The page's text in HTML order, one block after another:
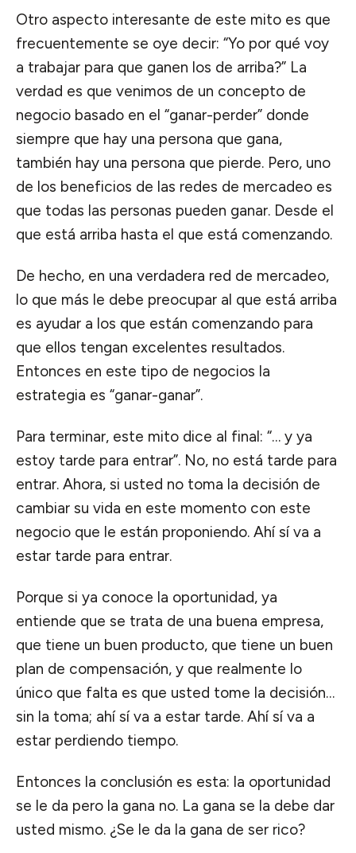
Otro aspecto interesante de este mito es que
frecuentemente se oye decir: “Yo por qué voy
a trabajar para que ganen los de arriba?” La
verdad es que venimos de un concepto de
negocio basado en el “ganar-perder” donde
siempre que hay una persona que gana,
también hay una persona que pierde. Pero, uno
de los beneficios de las redes de mercadeo es
que todas las personas pueden ganar. Desde el
que está arriba hasta el que está comenzando.
De hecho, en una verdadera red de mercadeo,
lo que más le debe preocupar al que está arriba
es ayudar a los que están comenzando para
que ellos tengan excelentes resultados.
Entonces en este tipo de negocios la
estrategia es “ganar-ganar”.
Para terminar, este mito dice al final: “… y ya
estoy tarde para entrar”. No, no está tarde para
entrar. Ahora, si usted no toma la decisión de
cambiar su vida en este momento con este
negocio que le están proponiendo. Ahí sí va a
estar tarde para entrar.
Porque si ya conoce la oportunidad, ya
entiende que se trata de una buena empresa,
que tiene un buen producto, que tiene un buen
plan de compensación, y que realmente lo
único que falta es que usted tome la decisión…
sin la toma; ahí sí va a estar tarde. Ahí sí va a
estar perdiendo tiempo.
Entonces la conclusión es esta: la oportunidad
se le da pero la gana no. La gana se la debe dar
usted mismo. ¿Se le da la gana de ser rico?